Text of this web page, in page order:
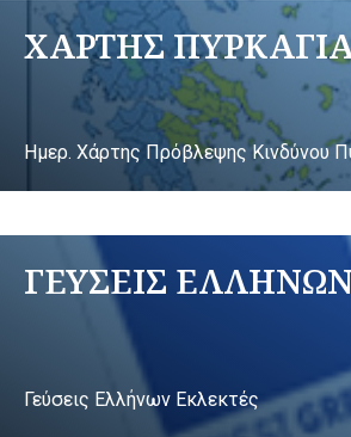
ΧΑΡΤΗΣ
Ημερ. Χάρτης Πρόβλεψης Κινδύνου
ΓΕΥΣΕΙΣ ΕΛΛΗΝΩΝ
Γεύσεις Ελλήνων Εκλεκτές